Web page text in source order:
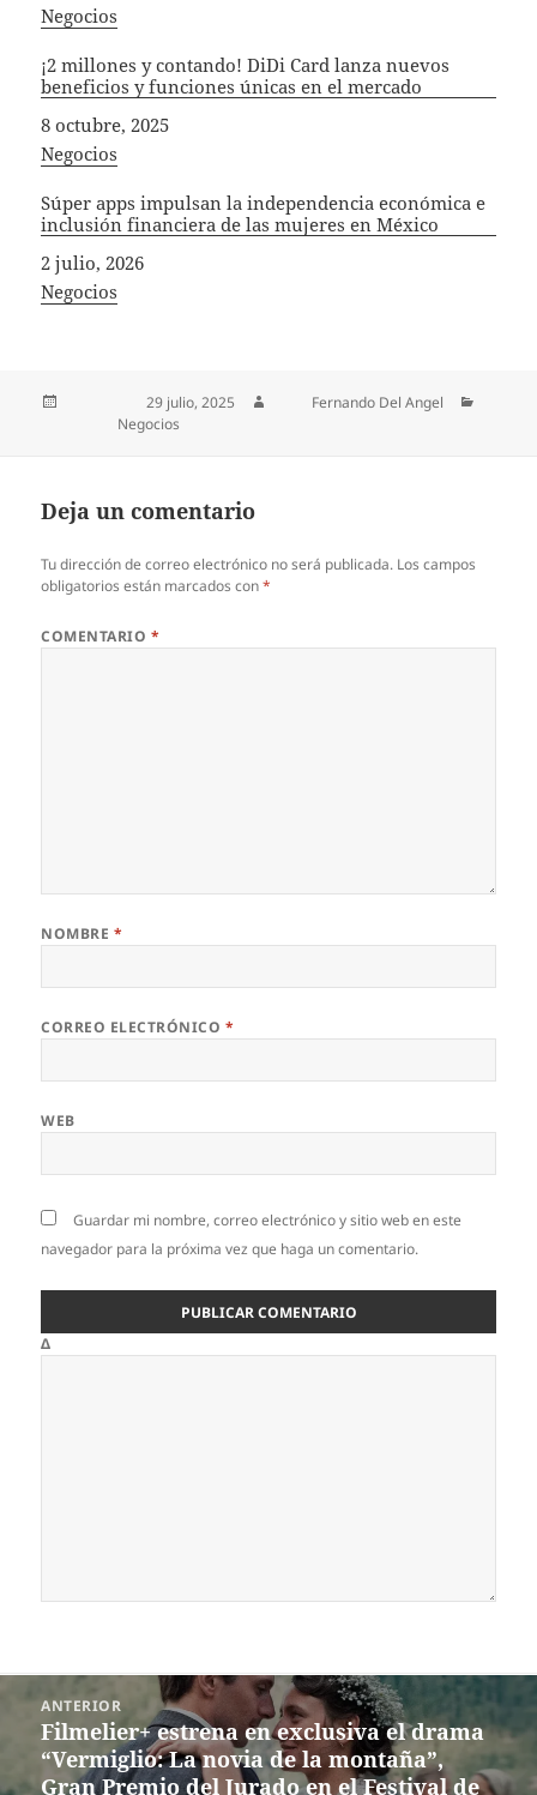
In relation to
Negocios
¡2 millones y contando! DiDi Card lanza nuevos
beneficios y funciones únicas en el mercado
Fecha
8 octubre, 2025
In relation to
Negocios
Súper apps impulsan la independencia económica e
inclusión financiera de las mujeres en México
Fecha
2 julio, 2026
In relation to
Negocios
Publicado el29 julio, 2025
Fernando Del Angel
Negocios
Deja un comentario
Tu dirección de correo electrónico no será publicada. Los campos
obligatorios están marcados con*
COMENTARIO *
NOMBRE *
CORREO ELECTRÓNICO *
WEB
Guardar mi nombre, correo electrónico y sitio web en este
navegador para la próxima vez que haga un comentario.
Δ
entradas
ANTERIOR
Entrada
anterior:
Filmelier+ estrena en exclusiva el drama
“Vermiglio: La novia de la montaña”,
Gran Premio del Jurado en el Festival de